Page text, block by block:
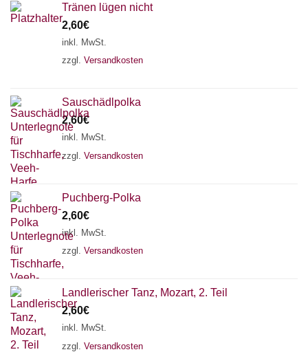
Tränen lügen nicht
2,60€
inkl. MwSt.
zzgl. Versandkosten
Sauschädlpolka
2,60€
inkl. MwSt.
zzgl. Versandkosten
Puchberg-Polka
2,60€
inkl. MwSt.
zzgl. Versandkosten
Landlerischer Tanz, Mozart, 2. Teil
2,60€
inkl. MwSt.
zzgl. Versandkosten
Chat Support
18 SAITEN